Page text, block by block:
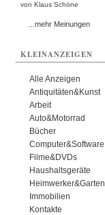
von Klaus Schöne
...mehr Meinungen
KLEINANZEIGEN
Alle Anzeigen
Antiquitäten&Kunst
Arbeit
Auto&Motorrad
Bücher
Computer&Software
Filme&DVDs
Haushaltsgeräte
Heimwerker&Garten
Immobilien
Kontakte